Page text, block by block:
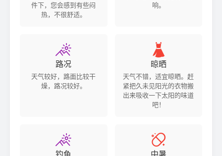
件下，您会感到有些闷
热，不很舒适。
响。

路况
天气较好，路面比较干
燥，路况较好。

晾晒
天气不错，适宜晾晒。赶
紧把久未见阳光的衣物搬
出来吸收一下太阳的味道
吧！

钓鱼

中暑